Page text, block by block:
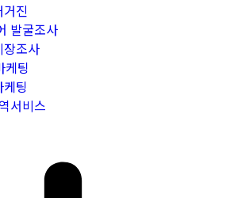
진
발굴조사
장조사
케팅
팅
서비스